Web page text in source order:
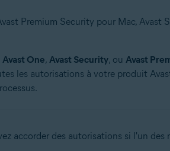
Premium Security pour Mac, Avast
Avast One, Avast Security, ou Avast
les autorisations à votre produit
accorder des autorisations si l'un